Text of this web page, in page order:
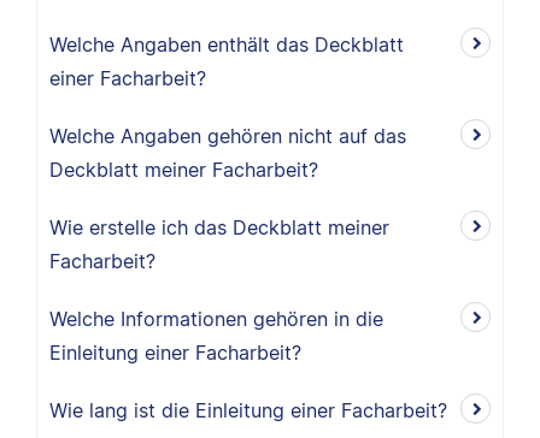
Welche Angaben enthält das Deckblatt
einer Facharbeit?
Welche Angaben gehören nicht auf das
Deckblatt meiner Facharbeit?
Wie erstelle ich das Deckblatt meiner
Facharbeit?
Welche Informationen gehören in die
Einleitung einer Facharbeit?
Wie lang ist die Einleitung einer Facharbeit?